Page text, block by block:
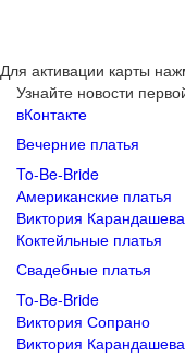
Для активации карты
Узнайте новости
вКонтакте
Вечерние платья
To-Be-Bride
Американские платья
Виктория Карандашева
Коктейльные платья
Свадебные платья
To-Be-Bride
Виктория Сопрано
Виктория Карандашева